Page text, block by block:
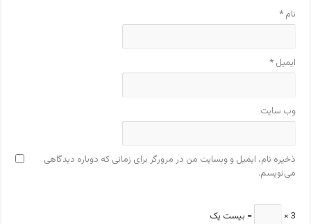
نام*
ایمیل*
وب‌ سایت
ذخیره نام، ایمیل و وبسایت من در مرورگر برای زمانی که دوباره دیدگاهی
می‌نویسم.
3 × = بیست یک